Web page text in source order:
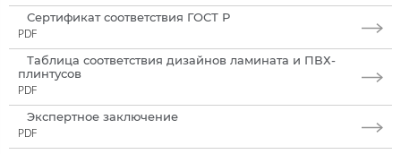
Сертификат соответствия ГОСТ Р
PDF
Таблица соответствия дизайнов ламината и ПВХ-
плинтусов
PDF
Экспертное заключение
PDF